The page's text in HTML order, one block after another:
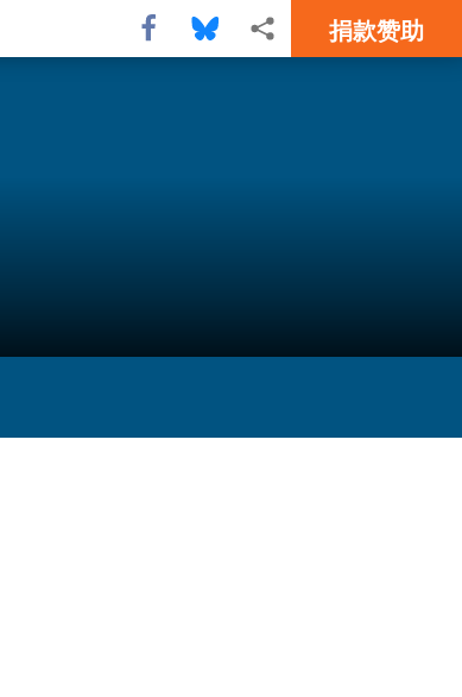
Share this via Facebook
Share this via Bluesky
More sharing options
捐款赞助